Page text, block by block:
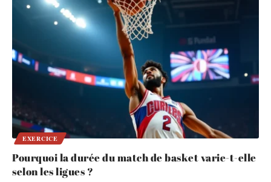
EXERCICE
Pourquoi la durée du match de basket varie-t-elle
selon les ligues ?